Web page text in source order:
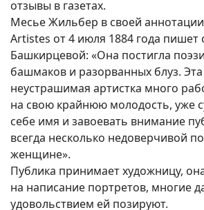
отзывы в газетах.
Месье Жильбер в своей
Artistes от 4 июля 1884 года
Башкирцевой: «Она постигла
башмаков и разорванных блуз.
неустрашимая артистка много
на свою крайнюю молодость, уже
себе имя и завоевать внимание
всегда несколько недоверчивой
женщине».
Публика принимает художницу,
на написание портретов, многие
удовольствием ей позируют.